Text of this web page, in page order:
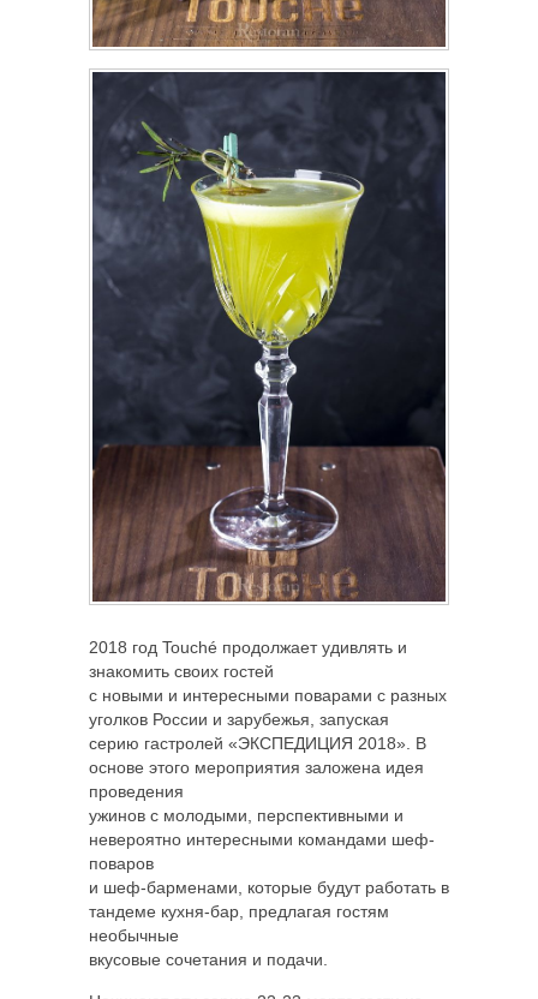
2018 год Touché продолжает удивлять и
знакомить своих гостей
с новыми и интересными поварами с разных
уголков России и зарубежья, запуская
серию гастролей «ЭКСПЕДИЦИЯ 2018». В
основе этого мероприятия заложена идея
проведения
ужинов с молодыми, перспективными и
невероятно интересными командами шеф-
поваров
и шеф-барменами, которые будут работать в
тандеме кухня-бар, предлагая гостям
необычные
вкусовые сочетания и подачи.